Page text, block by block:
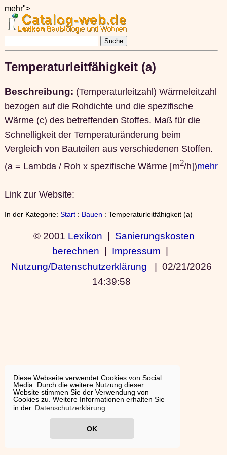
Diese Webseite verwendet Cookies von Social
Media. Durch die weitere Nutzung dieser
Website stimmen Sie der Verwendung von
Cookies zu. Weitere Informationen erhalten Sie
in der Datenschutzerklärung
OK
mehr">
Temperaturleitfähigkeit (a)
Beschreibung: (Temperaturleitzahl) Wärmeleitzahl
bezogen auf die Rohdichte und die spezifische
Wärme (c) des betreffenden Stoffes. Maß für die
Schnelligkeit der Temperaturänderung beim
Vergleich von Bauteilen aus verschiedenen Stoffen.
(a = Lambda / Roh x spezifische Wärme [m2/h])mehr
Link zur Website:
In der Kategorie: Start: Bauen : Temperaturleitfähigkeit (a)
© 2001 Lexikon | Sanierungskosten
berechnen | Impressum |
Nutzung/Datenschutzerklärung | 02/21/2026
14:39:58